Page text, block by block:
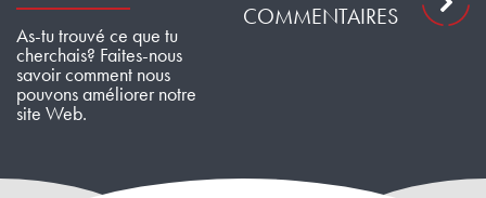
As-tu trouvé ce que tu
cherchais? Faites-nous
savoir comment nous
pouvons améliorer notre
site Web.
COMMENTAIRES